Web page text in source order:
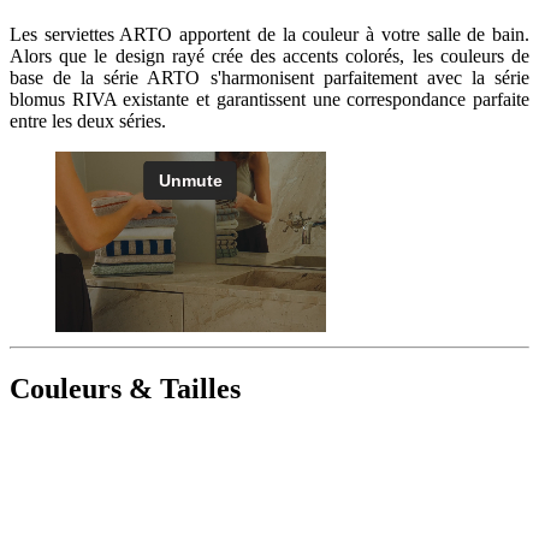
Les serviettes ARTO apportent de la couleur à votre salle de bain.
Alors que le design rayé crée des accents colorés, les couleurs de
base de la série ARTO s'harmonisent parfaitement avec la série
blomus RIVA existante et garantissent une correspondance parfaite
entre les deux séries.
Couleurs & Tailles